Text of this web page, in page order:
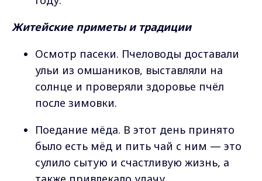
Житейские приметы и традиции
Осмотр пасеки. Пчеловоды доставали
ульи из омшаников, выставляли на
солнце и проверяли здоровье пчёл
после зимовки.
Поедание мёда. В этот день принято
было есть мёд и пить чай с ним — это
сулило сытую и счастливую жизнь, а